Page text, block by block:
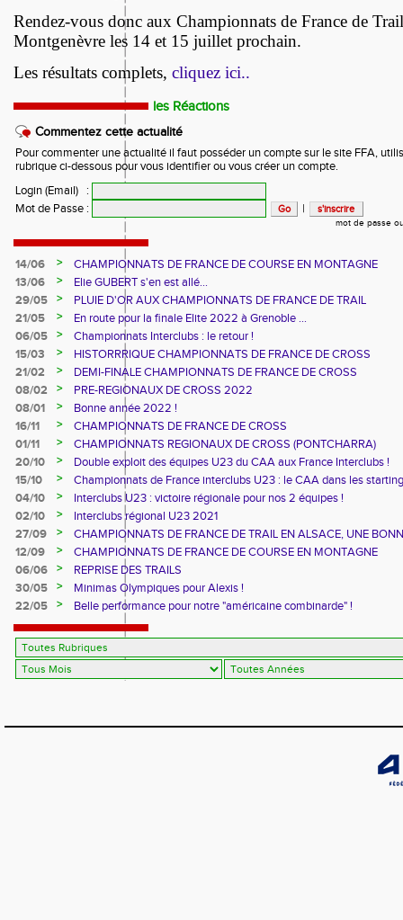
Rendez-vous donc aux Championnats de France de
Montgenèvre les 14 et 15 juillet prochain.
Les résultats complets, cliquez ici..
les Réactions
Commentez cette actualité
Pour commenter une actualité il faut posséder un compte sur le site FFA,
rubrique ci-dessous pour vous identifier ou vous créer un compte.
Login (Email)
:
Mot de Passe : |
mot de passe
14/06 >
CHAMPIONNATS DE FRANCE DE COURSE EN MONTAGNE
13/06
>
Elie GUBERT s'en est allé...
29/05
>
PLUIE D'OR AUX CHAMPIONNATS DE FRANCE DE TRAIL
21/05
>
En route pour la finale Elite 2022 à Grenoble ...
06/05
>
Championnats Interclubs : le retour !
15/03
>
HISTORRRIQUE CHAMPIONNATS DE FRANCE DE CROSS
21/02
>
DEMI-FINALE CHAMPIONNATS DE FRANCE DE CROSS
08/02
>
PRE-REGIONAUX DE CROSS 2022
08/01
>
Bonne année 2022 !
16/11
>
CHAMPIONNATS DE FRANCE DE CROSS
01/11
>
CHAMPIONNATS REGIONAUX DE CROSS (PONTCHARRA)
20/10
>
Double exploit des équipes U23 du CAA aux France Interclubs !
15/10
>
Championnats de France interclubs U23 : le CAA dans les
blocks !
04/10 >
Interclubs U23 : victoire régionale pour nos 2 équipes !
02/10
>
Interclubs régional U23 2021
27/09
>
CHAMPIONNATS DE FRANCE DE TRAIL EN ALSACE, UNE
CUVEE
12/09 >
CHAMPIONNATS DE FRANCE DE COURSE EN MONTAGNE
06/06
>
REPRISE DES TRAILS
30/05
>
Minimas Olympiques pour Alexis !
22/05
> Belle performance pour notre "américaine combinarde" !